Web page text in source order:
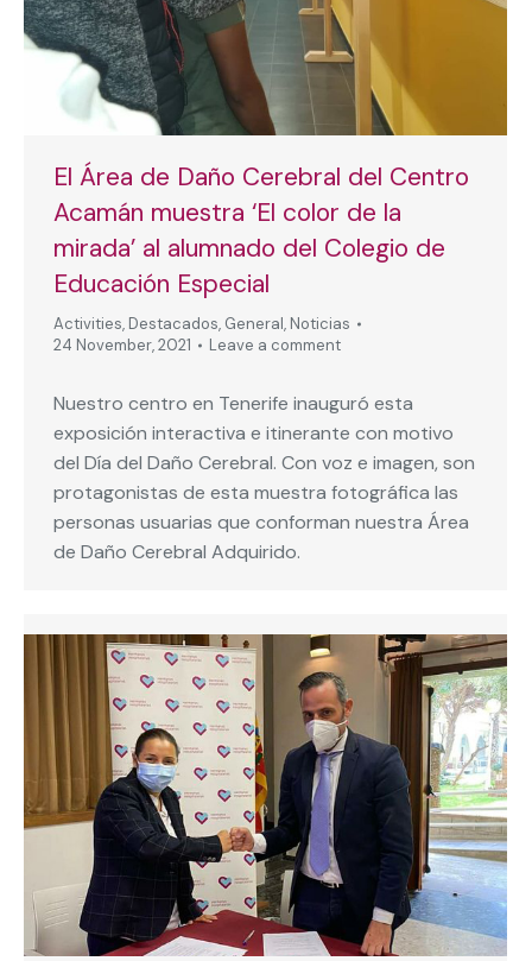
El Área de Daño Cerebral del Centro
Acamán muestra ‘El color de la
mirada’ al alumnado del Colegio de
Educación Especial
Activities, Destacados, General, Noticias
24 November, 2021
Leave a comment
Nuestro centro en Tenerife inauguró esta
exposición interactiva e itinerante con motivo
del Día del Daño Cerebral. Con voz e imagen, son
protagonistas de esta muestra fotográfica las
personas usuarias que conforman nuestra Área
de Daño Cerebral Adquirido.